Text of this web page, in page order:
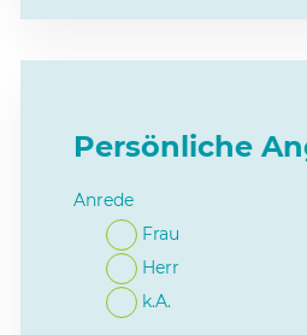
Persönliche
Anrede
Frau
Herr
k.A.